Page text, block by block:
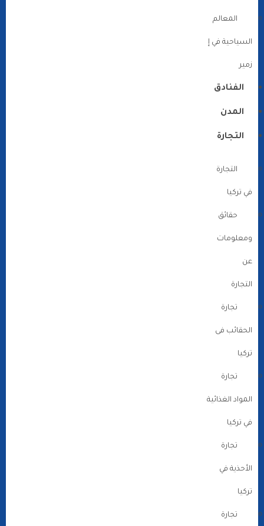
المعالم
السياحية في إ
زمير
الفنادق
المدن
التجارة
التجارة
في تركيا
حقائق
ومعلومات
عن
التجارة
تجارة
الحقائب فى
تركيا
تجارة
المواد الغذائية
في تركيا
تجارة
الأحذية في
تركيا
تجارة